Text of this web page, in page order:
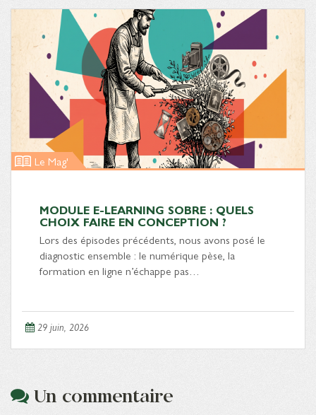
Le Mag'
MODULE E-LEARNING SOBRE : QUELS
CHOIX FAIRE EN CONCEPTION ?
Lors des épisodes précédents, nous avons posé le
diagnostic ensemble : le numérique pèse, la
formation en ligne n’échappe pas…
29 juin, 2026
Un commentaire